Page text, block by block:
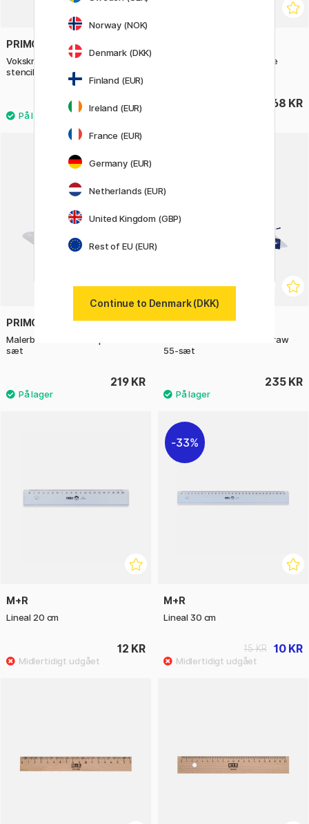
PRIMO
Vokskridt Triangles 8-sæt +
stencils
165 KR
Sminke-skabeloner Nature
68 KR
PRIMO
Malerbox Mixed fun & paint 43-
sæt
219 KR
PRIMO
Malerbox Mixed colour & draw
55-sæt
235 KR
M+R
Lineal 20 cm
12 KR
33%
M+R
Lineal 30 cm
10 KR
15 KR
Norway (NOK)
Denmark (DKK)
Finland (EUR)
Ireland (EUR)
France (EUR)
Germany (EUR)
Netherlands (EUR)
United Kingdom (GBP)
Rest of EU (EUR)
Continue to Denmark (DKK)